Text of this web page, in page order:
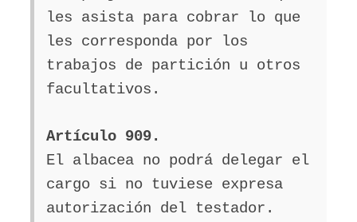
les asista para cobrar lo que
les corresponda por los
trabajos de partición u otros
facultativos.
Artículo 909.
El albacea no podrá delegar el
cargo si no tuviese expresa
autorización del testador.